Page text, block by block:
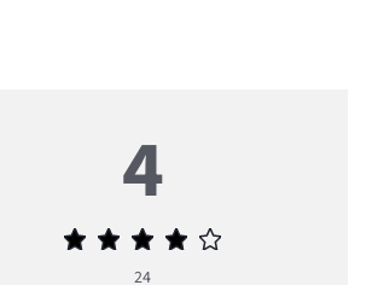
4
Gemiddelde
24